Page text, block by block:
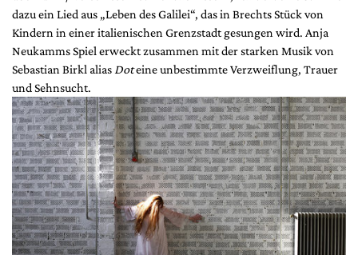
dazu ein Lied aus „Leben des Galilei“, das in Brechts Stück von
Kindern in einer italienischen Grenzstadt gesungen wird. Anja
Neukamms Spiel erweckt zusammen mit der starken Musik von
Sebastian Birkl alias Doteine unbestimmte Verzweiflung, Trauer
und Sehnsucht.